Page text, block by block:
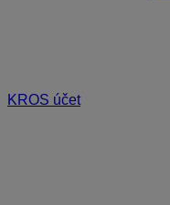
KROS účet